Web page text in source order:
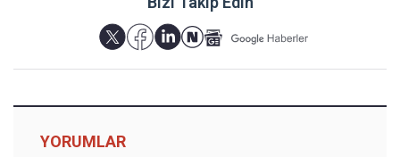
YORUMLAR